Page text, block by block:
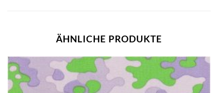
ÄHNLICHE PRODUKTE